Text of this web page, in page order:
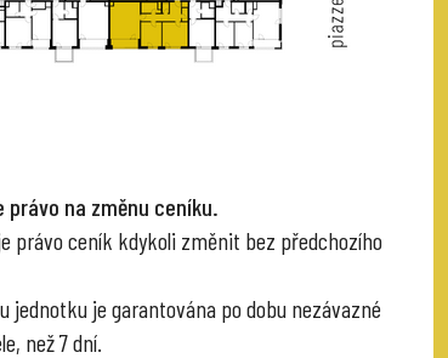
na změnu ceníku.
právo ceník kdykoli změnit bez předchozího
jednotku je garantována po dobu nezávazné
než 7 dní.